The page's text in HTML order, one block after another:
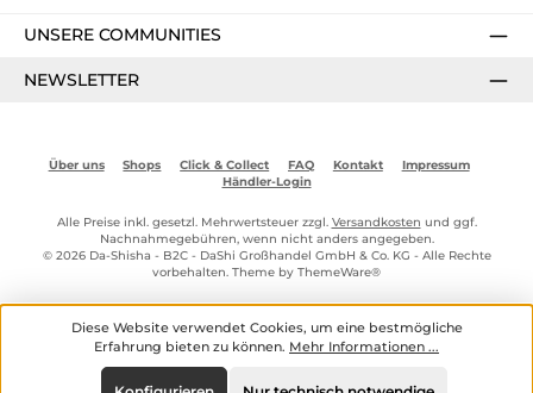
UNSERE COMMUNITIES
NEWSLETTER
Über uns Shops Click & Collect FAQ Kontakt
Impressum
Händler-Login
Alle Preise inkl. gesetzl. Mehrwertsteuer zzgl. Versandkosten und ggf.
Nachnahmegebühren, wenn nicht anders angegeben.
© 2026 Da-Shisha - B2C - DaShi Großhandel GmbH & Co. KG - Alle Rechte
vorbehalten. Theme by ThemeWare®
Diese Website verwendet Cookies, um eine bestmögliche
Erfahrung bieten zu können. Mehr Informationen ...